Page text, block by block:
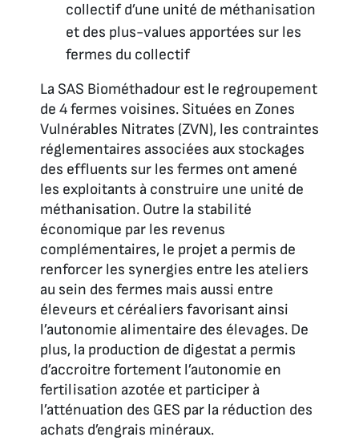
collectif d’une unité de méthanisation
et des plus-values apportées sur les
fermes du collectif
La SAS Biométhadour est le regroupement
de 4 fermes voisines. Situées en Zones
Vulnérables Nitrates (ZVN), les contraintes
réglementaires associées aux stockages
des effluents sur les fermes ont amené
les exploitants à construire une unité de
méthanisation. Outre la stabilité
économique par les revenus
complémentaires, le projet a permis de
renforcer les synergies entre les ateliers
au sein des fermes mais aussi entre
éleveurs et céréaliers favorisant ainsi
l’autonomie alimentaire des élevages. De
plus, la production de digestat a permis
d’accroitre fortement l’autonomie en
fertilisation azotée et participer à
l’atténuation des GES par la réduction des
achats d’engrais minéraux.